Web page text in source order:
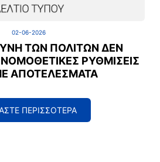
02-06-2026
ΤΩΝ ΠΟΛΙΤΏΝ ΔΕΝ
ΡΥΘΜΊΣΕΙΣ
ΑΠΟΤΕΛΈΣΜΑΤΑ
ΠΕΡΙΣΣΟΤΕΡΑ